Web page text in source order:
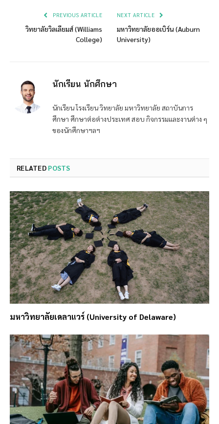
PREVIOUS ARTICLE
วิทยาลัยวิลเลียมส์ (Williams
College)
NEXT ARTICLE
มหาวิทยาลัยออเบิร์น (Auburn
University)
นักเรียน นักศึกษา
นักเรียน โรงเรียน วิทยาลัย มหาวิทยาลัย สถาบันการ
ศึกษา ศึกษาต่อต่างประเทศ สอบ กิจกรรมและงานต่าง ๆ
ของนักศึกษาฯลฯ
RELATED POSTS
มหาวิทยาลัยเดลาแวร์ (University of Delaware)